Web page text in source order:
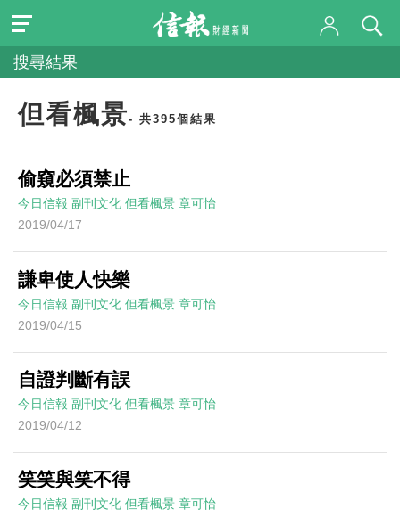
搜尋結果
但看楓景- 共395個結果
偷窺必須禁止
今日信報 副刊文化 但看楓景 章可怡
2019/04/17
謙卑使人快樂
今日信報 副刊文化 但看楓景 章可怡
2019/04/15
自證判斷有誤
今日信報 副刊文化 但看楓景 章可怡
2019/04/12
笑笑與笑不得
今日信報 副刊文化 但看楓景 章可怡